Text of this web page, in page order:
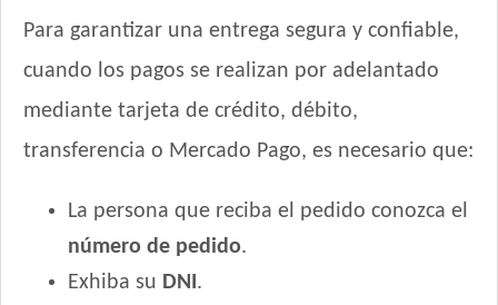
Para garantizar una entrega segura y confiable,
cuando los pagos se realizan por adelantado
mediante tarjeta de crédito, débito,
transferencia o Mercado Pago, es necesario que:
La persona que reciba el pedido conozca el
número de pedido.
Exhiba su DNI.